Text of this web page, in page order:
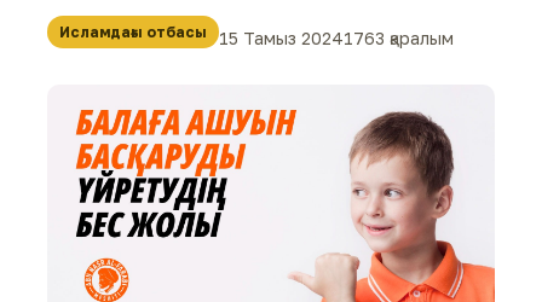
Исламдағы отбасы 15 Тамыз 20241763 қаралым